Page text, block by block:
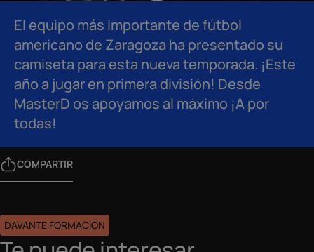
El equipo más importante de fútbol
americano de Zaragoza ha presentado su
camiseta para esta nueva temporada. ¡Este
año a jugar en primera división! Desde
MasterD os apoyamos al máximo ¡A por
todas!
COMPARTIR
DAVANTE FORMACIÓN